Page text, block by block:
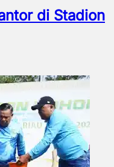
di Stadion